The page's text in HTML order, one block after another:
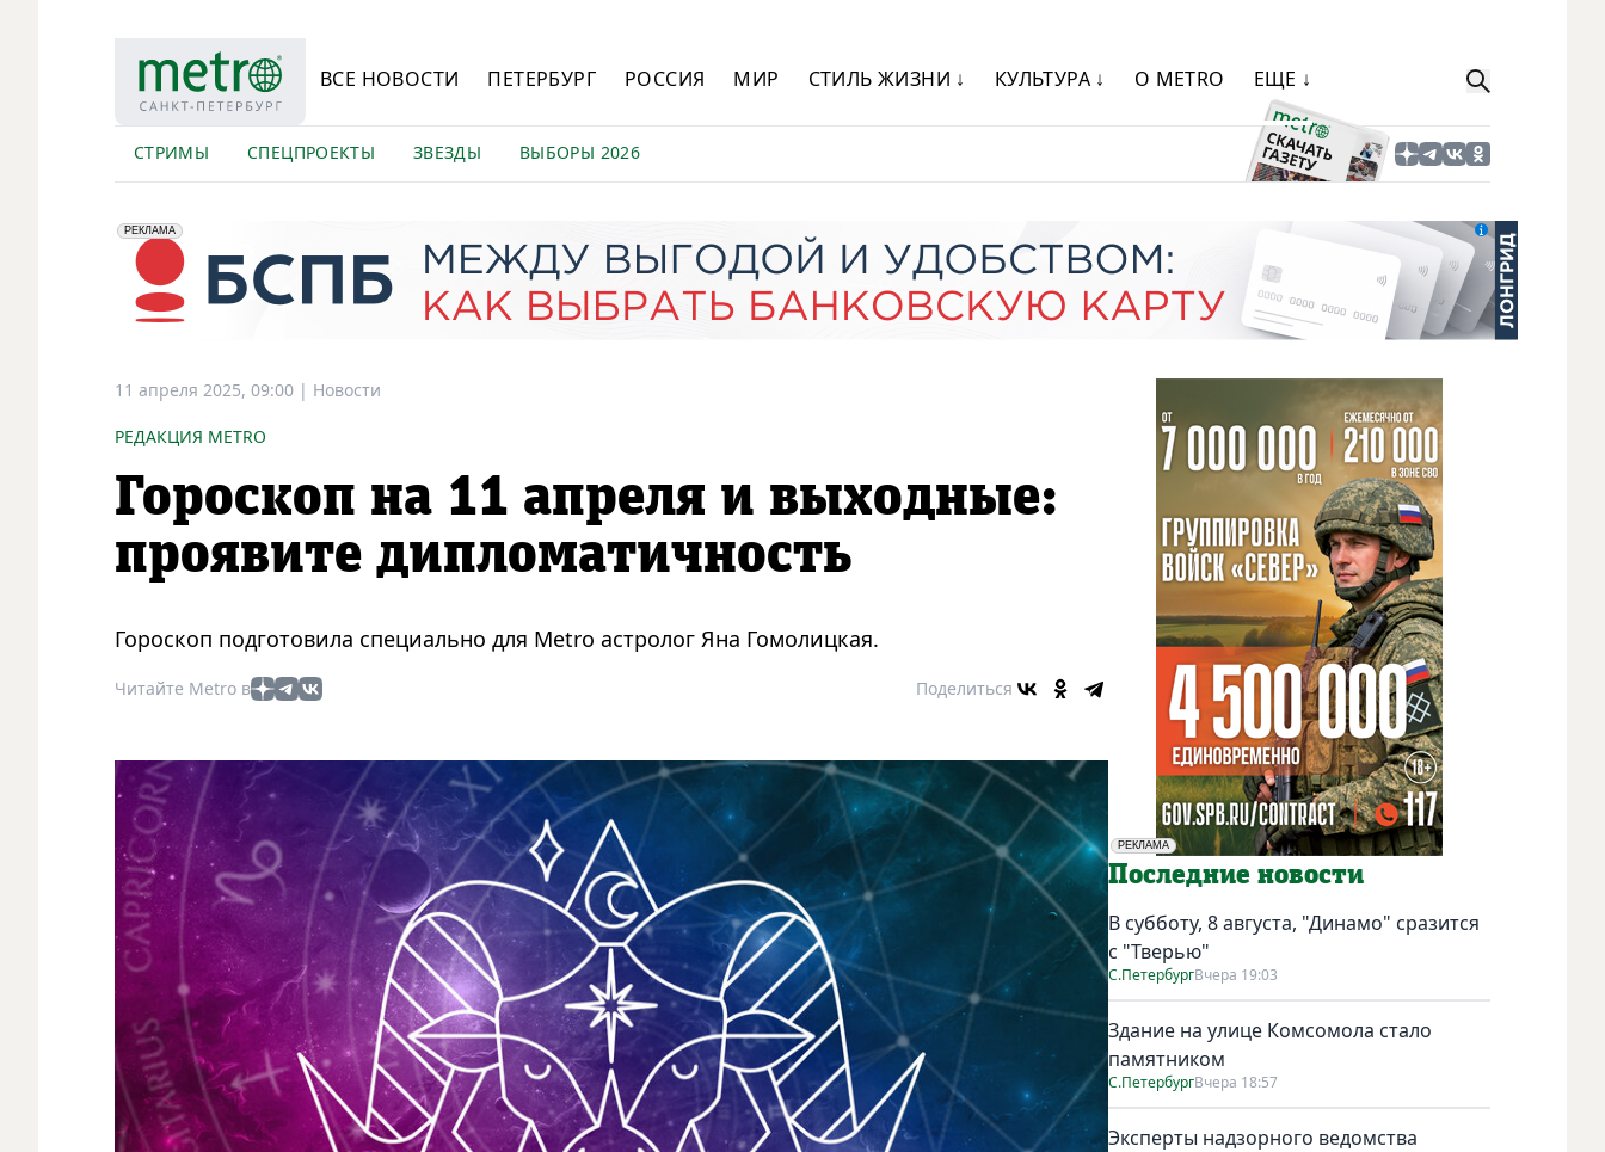
ВСЕ НОВОСТИ ПЕТЕРБУРГ РОССИЯ МИР СТИЛЬ ЖИЗНИ ↓ КУЛЬТУРА ↓ О METRO ЕЩЕ ↓
СТРИМЫ СПЕЦПРОЕКТЫ ЗВЕЗДЫ ВЫБОРЫ 2026
erid: 2VfnxyFybV5
РЕКЛАМА
ПАО "Банк "Санкт-Петербург", ИНН: 7831000027
11 апреля 2025, 09:00 | Новости
РЕДАКЦИЯ METRO
Гороскоп на 11 апреля и выходные:
проявите дипломатичность
Гороскоп подготовила специально для Metro астролог Яна Гомолицкая.
Читайте Metro в Поделиться
РЕКЛАМА
Социальная реклама
Последние новости
В субботу, 8 августа, "Динамо" сразится
с "Тверью"
С.ПетербургВчера 19:03
Здание на улице Комсомола стало
памятником
С.ПетербургВчера 18:57
Эксперты надзорного ведомства